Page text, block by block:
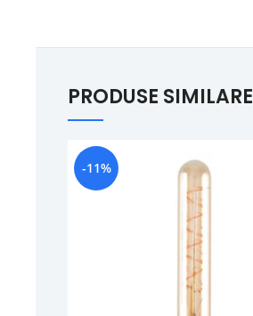
PRODUSE SIMILARE
-11%